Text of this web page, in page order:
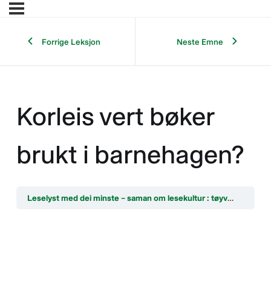
Forrige Leksjon Neste Emne
Korleis vert bøker
brukt i barnehagen?
Leselyst med dei minste – saman om lesekultur : tøyveskebiblioteket, bokstart og bok i bruk i barnehagen